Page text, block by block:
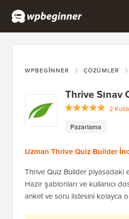
WPBEGINNER ÇÖZÜMLER
Thrive Sınav
2
Pazarlama
Uzman Thrive Quiz Builder
Thrive Quiz Builder piyasadaki
Hazır şablonları ve kullanıcı
anket ve soru listesini kolayca